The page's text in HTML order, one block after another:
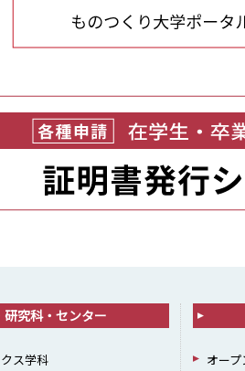
研究科・センター
ス学科
オー